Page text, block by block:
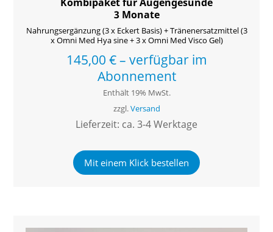
3 Monate
Nahrungsergänzung (3 x Eckert Basis) + Tränenersatzmittel (3
x Omni Med Hya sine + 3 x Omni Med Visco Gel)
145,00 €– verfügbar im
Abonnement
Enthält 19% MwSt.
zzgl.Versand
Lieferzeit: ca. 3-4 Werktage
Mit einem Klick bestellen